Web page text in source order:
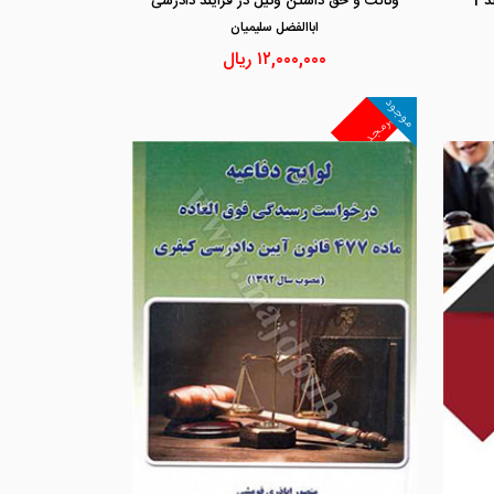
اباالفضل سليميان
۱۲,۰۰۰,۰۰۰ ریال
غیرمجد
موجود